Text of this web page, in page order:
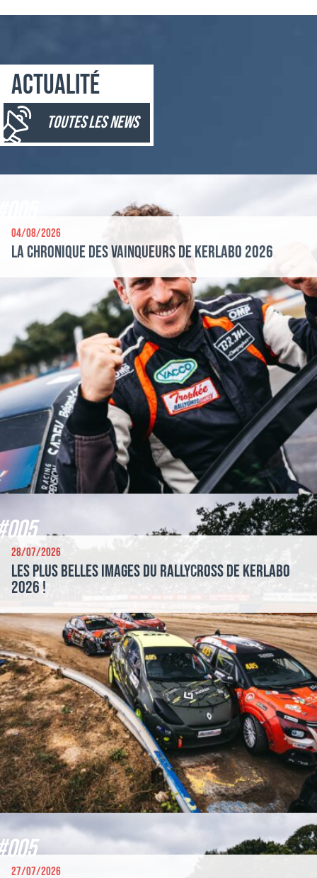
Actualité
toutes les news
04/08/2026
La chronique des vainqueurs de Kerlabo 2026
28/07/2026
Les plus belles images du Rallycross de Kerlabo
2026 !
27/07/2026